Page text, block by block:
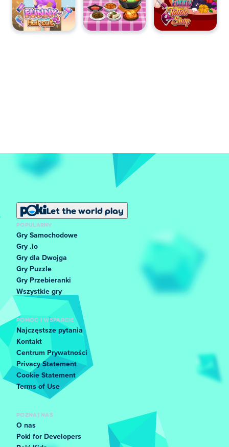
Let the world play
POPULARNY
Gry Samochodowe
Gry .io
Gry dla Dwojga
Gry Puzzle
Gry Przebieranki
Wszystkie gry
POMOC I WSPARCIE
Najczęstsze pytania
Kontakt
Centrum Prywatności
Privacy Statement
Cookie Statement
Terms of Use
POZNAJ NAS
O nas
Poki for Developers